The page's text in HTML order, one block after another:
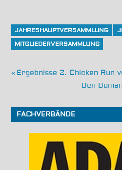
JAHRESHAUPTVERSAMMLUNG
MITGLIEDERVERSAMMLUNG
Vorheriger
Ergebnisse 2. Chicken Run
Nächster
Ben
FACHVERBÄNDE